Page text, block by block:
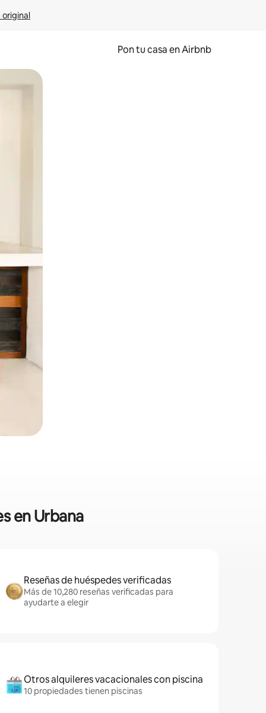
original
Pon tu casa en Airbnb
desliza el dedo.
en Urbana
Reseñas de huéspedes verificadas
Más de 10,280 reseñas verificadas para
ayudarte a elegir
Otros alquileres vacacionales con piscina
10 propiedades tienen piscinas